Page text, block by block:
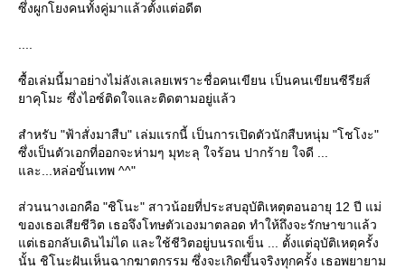
ซึ่งผูกโยงคนทั้งคู่มาแล้วตั้งแต่อดีต
ซื้อเล่มนี้มาอย่างไม่ลังเลเลยเพราะชื่อคนเขียน เป็นคนเขียนซีรียส์
าคุโมะ ซึ่งไอซ์ติดใจและติดตามอยู่แล้ว
สำหรับ "ฟ้าสั่งมาสืบ" เล่มแรกนี้ เป็นการเปิดตัวนักสืบหนุ่ม "โชโงะ"
ซึ่งเป็นตัวเอกที่ออกจะห่ามๆ มุทะลุ ใจร้อน ปากร้าย ใจดี ...
ละ...หล่อขั้นเทพ ^^"
ส่วนนางเอกคือ "ชิโนะ" สาวน้อยที่ประสบอุบัติเหตุตอนอายุ 12 ปี แม่
ของเธอเสียชีวิต เธอจึงโทษตัวเองมาตลอด ทำให้ถึงจะรักษาขาแล้ว
ต่เธอกลับเดินไม่ได และใช้ชีวิตอยู่บนรถเข็น ... ตั้งแต่อุบัติเหตุครั้ง
นั้น ชิโนะฝันเห็นฉากฆาตกรรม ซึ่งจะเกิดขึ้นจริงทุกครั้ง เธอพยายาม